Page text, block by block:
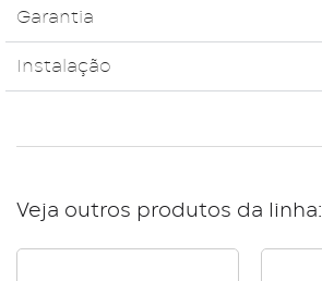
Garantia
Instalação
Veja outros produtos da linha: